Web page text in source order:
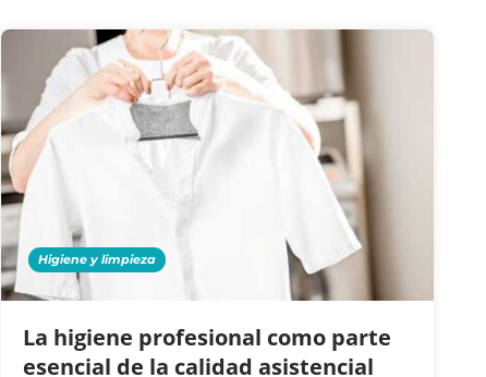
Higiene y limpieza
La higiene profesional como parte
esencial de la calidad asistencial